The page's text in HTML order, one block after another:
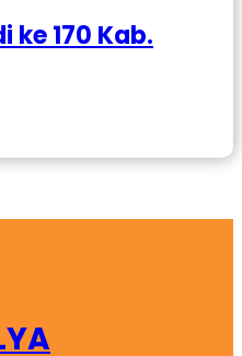
ke 170 Kab.